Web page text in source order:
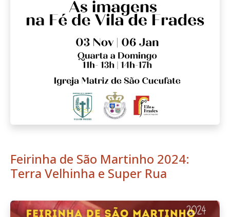
Feirinha de São Martinho 2024:
Terra Velhinha e Super Rua